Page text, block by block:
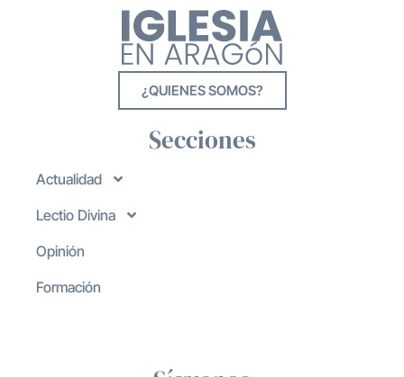
¿QUIENES SOMOS?
Secciones
Actualidad
Lectio Divina
Opinión
Formación